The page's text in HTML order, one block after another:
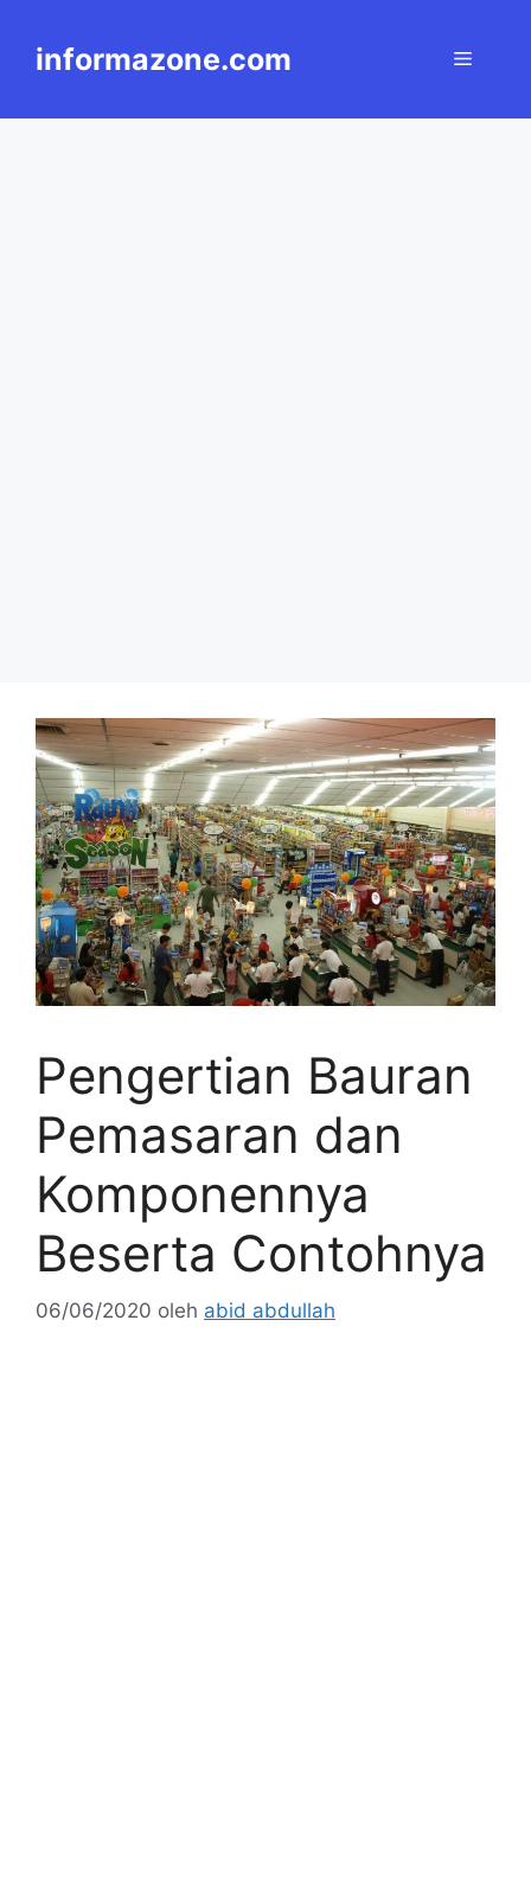
informazone.com Menu
Pengertian Bauran
Pemasaran dan
Komponennya
Beserta Contohnya
06/06/2020 oleh abid abdullah